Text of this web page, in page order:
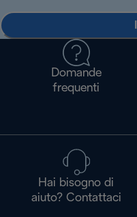
Domande
frequenti
Hai bisogno di
aiuto? Contattaci